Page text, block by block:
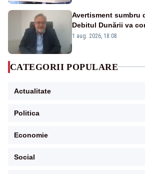
Avertisment sumbru
Debitul Dunării va
Cernavodă s-ar
1 aug. 2026, 18:08
CATEGORII POPULARE
Actualitate
Politica
Economie
Social